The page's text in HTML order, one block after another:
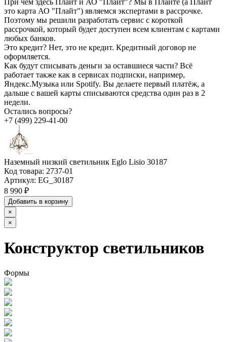
это карта АО "Плайт") являемся экспертами в рассрочке.
Поэтому мы решили разработать сервис с короткой
рассрочкой, который будет доступен всем клиентам с картами
любых банков.
Это кредит? Нет, это не кредит. Кредитный договор не
оформляется.
Как будут списывать деньги за оставшиеся части? Всё
работает также как в сервисах подписки, например,
Яндекс.Музыка или Spotify. Вы делаете первый платёж, а
дальше с вашей карты списываются средства один раз в 2
недели.
Остались вопросы?
+7 (499) 229-41-00
Наземный низкий светильник Eglo Lisio 30187
Код товара: 2737-01
Артикул: EG_30187
8 990 ₽
Добавить в корзину
×
×
Конструктор светильников
Формы